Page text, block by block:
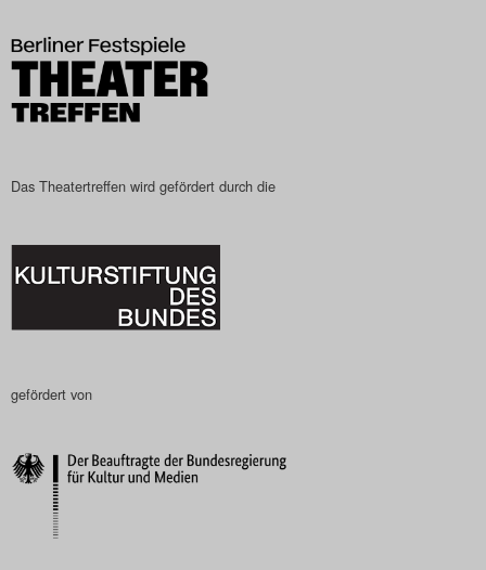
Das Theatertreffen wird gefördert durch die
gefördert von